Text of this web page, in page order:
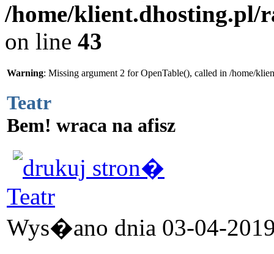
/home/klient.dhosting.pl/
on line 43
Warning: Missing argument 2 for OpenTable(), called in /home/
Teatr
Bem! wraca na afisz
Teatr
Wys�ano dnia 03-04-